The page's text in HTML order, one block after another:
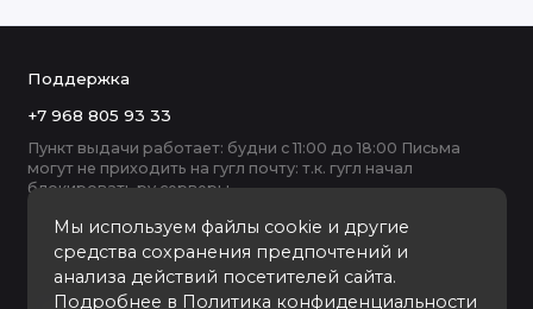
Мы используем файлы cookie и другие
средства сохранения предпочтений и
анализа действий посетителей сайта.
Подробнее в Политика конфиденциальности
Поддержка
+7 968 805 93 33
Пункт выдачи работает: будни с 11:00 до 18:00 Письма
могут не приходить на гугл почту: т.к. гугл начал
блокировать ру серверы